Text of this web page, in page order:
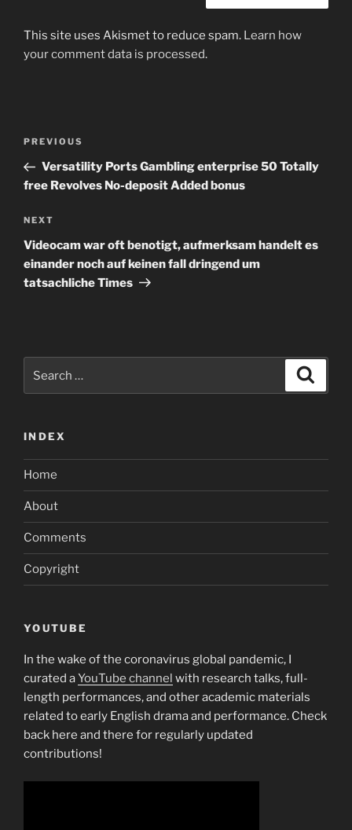
This site uses Akismet to reduce spam. Learn how
your comment data is processed.
Previous
Post
PREVIOUS
Versatility Ports Gambling enterprise 50 Totally
free Revolves No-deposit Added bonus
Next
Post
NEXT
Videocam war oft benotigt, aufmerksam handelt es
einander noch auf keinen fall dringend um
tatsachliche Times
for:
INDEX
Home
About
Comments
Copyright
YOUTUBE
In the wake of the coronavirus global pandemic, I
curated aYouTube channel with research talks, full-
length performances, and other academic materials
related to early English drama and performance. Check
back here and there for regularly updated
contributions!